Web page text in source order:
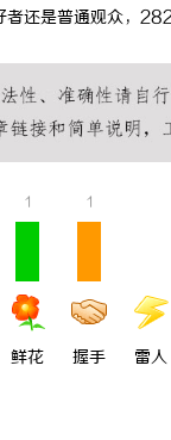
还是普通观众，
1
鲜花
1
握手 雷人
最怕“搜不到”为什